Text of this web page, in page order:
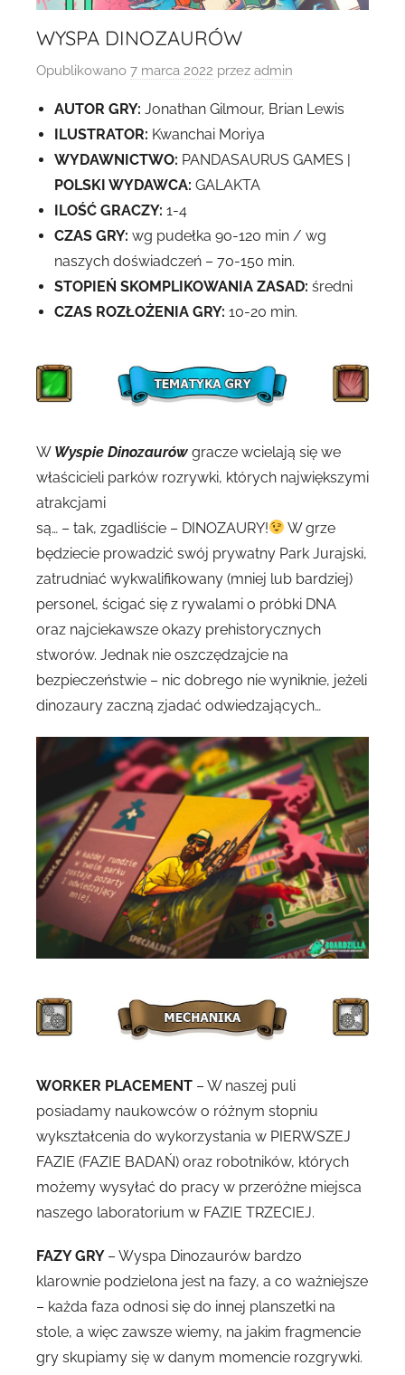
WYSPA DINOZAURÓW
Opublikowano 7 marca 2022 przez admin
AUTOR GRY: Jonathan Gilmour, Brian Lewis
ILUSTRATOR: Kwanchai Moriya
WYDAWNICTWO: PANDASAURUS GAMES |
POLSKI WYDAWCA: GALAKTA
ILOŚĆ GRACZY: 1-4
CZAS GRY: wg pudełka 90-120 min / wg
naszych doświadczeń – 70-150 min.
STOPIEŃ SKOMPLIKOWANIA ZASAD: średni
CZAS ROZŁOŻENIA GRY: 10-20 min.
W Wyspie Dinozaurów gracze wcielają się we
właścicieli parków rozrywki, których największymi
atrakcjami
są… – tak, zgadliście – DINOZAURY!
W grze
będziecie prowadzić swój prywatny Park Jurajski,
zatrudniać wykwalifikowany (mniej lub bardziej)
personel, ścigać się z rywalami o próbki DNA
oraz najciekawsze okazy prehistorycznych
stworów. Jednak nie oszczędzajcie na
bezpieczeństwie – nic dobrego nie wyniknie, jeżeli
dinozaury zaczną zjadać odwiedzających…
WORKER PLACEMENT – W naszej puli
posiadamy naukowców o różnym stopniu
wykształcenia do wykorzystania w PIERWSZEJ
FAZIE (FAZIE BADAŃ) oraz robotników, których
możemy wysyłać do pracy w przeróżne miejsca
naszego laboratorium w FAZIE TRZECIEJ.
FAZY GRY – Wyspa Dinozaurów bardzo
klarownie podzielona jest na fazy, a co ważniejsze
– każda faza odnosi się do innej planszetki na
stole, a więc zawsze wiemy, na jakim fragmencie
gry skupiamy się w danym momencie rozgrywki.